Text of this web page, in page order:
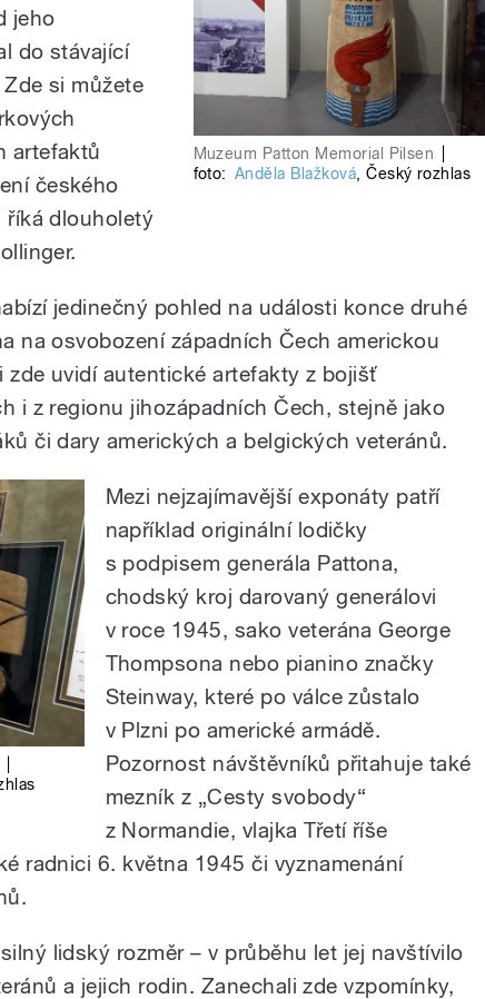
Muzeum Patton Memorial Pilsen
foto: Anděla Blažková,Český rozhlas
jeho
do stávající
si můžete
artefaktů
českého
říká dlouholetý
jedinečný pohled na události konce druhé
na osvobození západních Čech americkou
zde uvidí autentické artefakty z bojišť
i z regionu jihozápadních Čech, stejně jako
či dary amerických a belgických veteránů.
Mezi nejzajímavější exponáty patří
například originální lodičky
s podpisem generála Pattona,
chodský kroj darovaný generálovi
v roce 1945, sako veterána George
Thompsona nebo pianino značky
Steinway, které po válce zůstalo
v Plzni po americké armádě.
Pozornost návštěvníků přitahuje také
mezník z „Cesty svobody“
z Normandie, vlajka Třetí říše
radnici 6. května 1945 či vyznamenání
lidský rozměr – v průběhu let jej navštívilo
a jejich rodin. Zanechali zde vzpomínky,